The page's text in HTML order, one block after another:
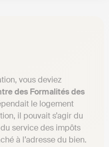
vous deviez
des Formalités des
le logement
il pouvait s’agir du
service des impôts
à l’adresse du bien.